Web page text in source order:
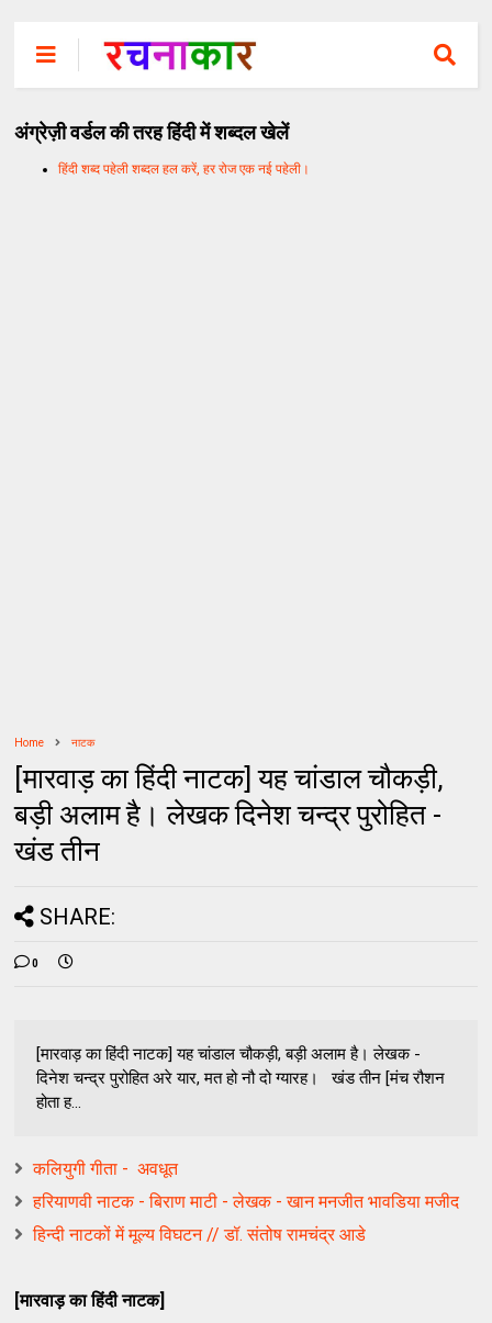
अंग्रेज़ी वर्डल की तरह हिंदी में शब्दल खेलें
हिंदी शब्द पहेली शब्दल हल करें, हर रोज एक नई पहेली।
Home नाटक
[मारवाड़ का हिंदी नाटक] यह चांडाल चौकड़ी,
बड़ी अलाम है। लेखक दिनेश चन्द्र पुरोहित -
खंड तीन
SHARE:
0
[मारवाड़ का हिंदी नाटक] यह चांडाल चौकड़ी, बड़ी अलाम है। लेखक -
दिनेश चन्द्र पुरोहित अरे यार, मत हो नौ दो ग्यारह। खंड तीन [मंच रौशन
होता ह...
कलियुगी गीता - ​ अवधूत
हरियाणवी नाटक - बिराण माटी - लेखक - खान मनजीत भावडिया मजीद
हिन्दी नाटकों में मूल्य विघटन // डॉ. संतोष रामचंद्र आडे
[मारवाड़ का हिंदी नाटक]